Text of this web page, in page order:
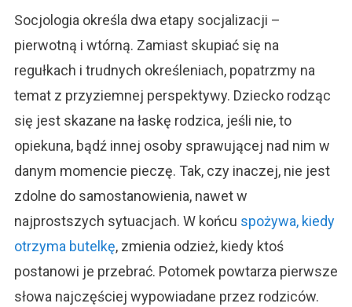
Socjologia określa dwa etapy socjalizacji –
pierwotną i wtórną. Zamiast skupiać się na
regułkach i trudnych określeniach, popatrzmy na
temat z przyziemnej perspektywy. Dziecko rodząc
się jest skazane na łaskę rodzica, jeśli nie, to
opiekuna, bądź innej osoby sprawującej nad nim w
danym momencie pieczę. Tak, czy inaczej, nie jest
zdolne do samostanowienia, nawet w
najprostszych sytuacjach. W końcu spożywa, kiedy
otrzyma butelkę, zmienia odzież, kiedy ktoś
postanowi je przebrać. Potomek powtarza pierwsze
słowa najczęściej wypowiadane przez rodziców.